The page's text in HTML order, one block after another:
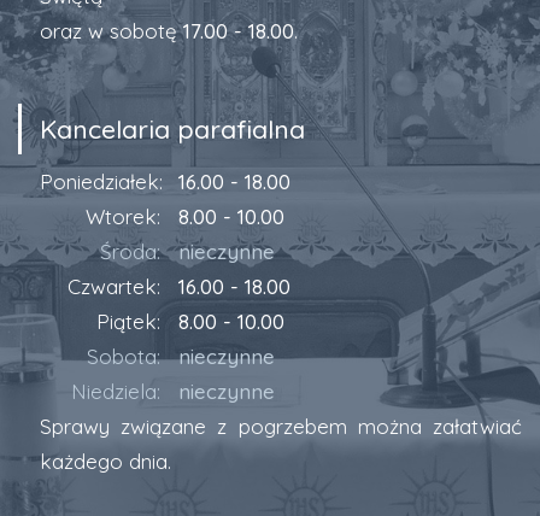
oraz w sobotę17.00 - 18.00.
Kancelaria parafialna
Poniedziałek:
16.00 - 18.00
Wtorek:
8.00 - 10.00
Środa:
nieczynne
Czwartek:
16.00 - 18.00
Piątek:
8.00 - 10.00
Sobota:
nieczynne
Niedziela:
nieczynne
Sprawy związane z pogrzebem można załatwiać
każdego dnia.